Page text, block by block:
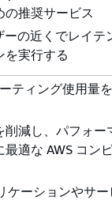
の推奨サービス
の近くでレイテ
を実行する
ティング使用量
減し、パフォー
適な AWS コン
ケーションやサー